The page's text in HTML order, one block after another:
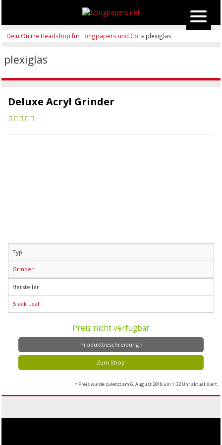
Dein Online Headshop für Longpapers und Co. » plexiglas
plexiglas
Deluxe Acryl Grinder
Typ
Grinder
Hersteller
Black Leaf
Preis nicht verfügbar
Produktbeschreibung ›
Zum Shop
* Preis wurde zuletzt am 6. August 2018 um 1:32 Uhr aktualisiert.